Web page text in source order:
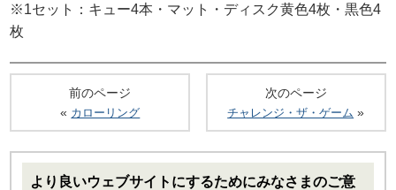
※1セット：キュー4本・マット・ディスク黄色4枚・黒色4
枚
前のページ
« カローリング
次のページ
チャレンジ・ザ・ゲーム »
より良いウェブサイトにするためにみなさまのご意